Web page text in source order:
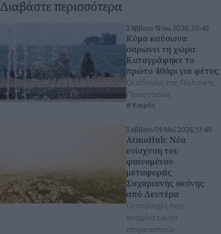
Διαβάστε περισσότερα
Σάββατο 18 Ιου 2026, 20:45
Κύμα καύσωνα
σαρώνει τη χώρα:
Καταγράφηκε το
πρώτο 40άρι για φέτος
Οι οδηγίες της Πολιτικής
Προστασίας
Καιρός
Σάββατο 09 Μαΐ 2026, 17:45
AtmoHub: Νέα
ενίσχυση του
φαινομένου
μεταφοράς
Σαχαριανής σκόνης
από Δευτέρα
Οι περιοχές που
αναμένεται να
επηρεαστούν